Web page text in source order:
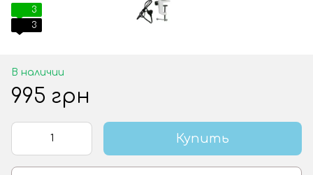
3
3
В наличии
995 грн
Купить